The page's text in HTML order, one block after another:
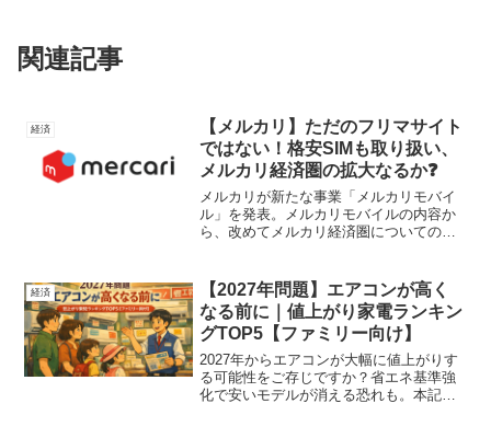
関連記事
経済
【メルカリ】ただのフリマサイト
ではない！格安SIMも取り扱い、
メルカリ経済圏の拡大なるか❓
メルカリが新たな事業「メルカリモバイ
ル」を発表。メルカリモバイルの内容か
ら、改めてメルカリ経済圏についての要
格安SIMを使っていない方、メルカリ経
済圏の方、ぜひ参考にしてみてくださ
い。
経済
【2027年問題】エアコンが高く
なる前に｜値上がり家電ランキン
グTOP5【ファミリー向け】
2027年からエアコンが大幅に値上がりす
る可能性をご存じですか？省エネ基準強
化で安いモデルが消える恐れも。本記事